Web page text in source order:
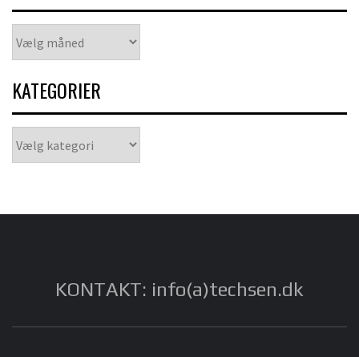
KATEGORIER
KONTAKT: info(a)techsen.dk